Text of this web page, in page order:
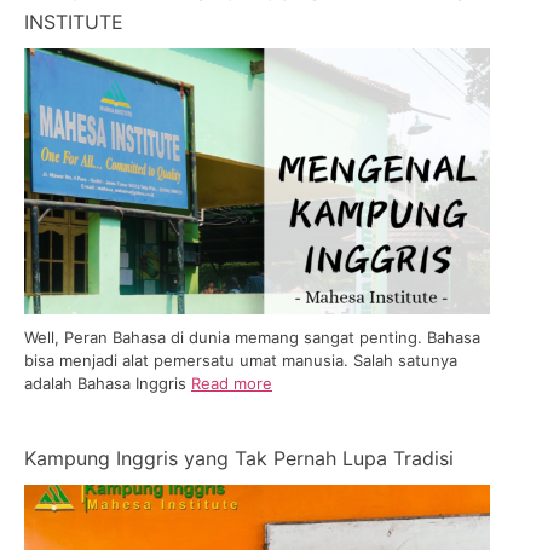
INSTITUTE
Well, Peran Bahasa di dunia memang sangat penting. Bahasa
bisa menjadi alat pemersatu umat manusia. Salah satunya
adalah Bahasa Inggris Read more
Kampung Inggris yang Tak Pernah Lupa Tradisi